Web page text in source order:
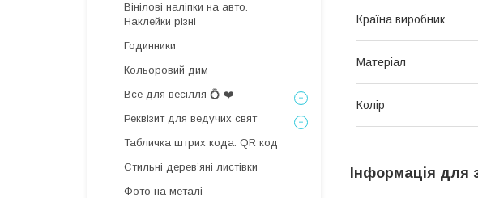
Країна виробник
Матеріал
Колір
Інформація для
Вінілові наліпки на авто.
Наклейки різні
Годинники
Кольоровий дим
Все для весілля 💍 ❤️
Реквізит для ведучих свят
Табличка штрих кода. QR код
Стильні деревʼяні листівки
Фото на металі